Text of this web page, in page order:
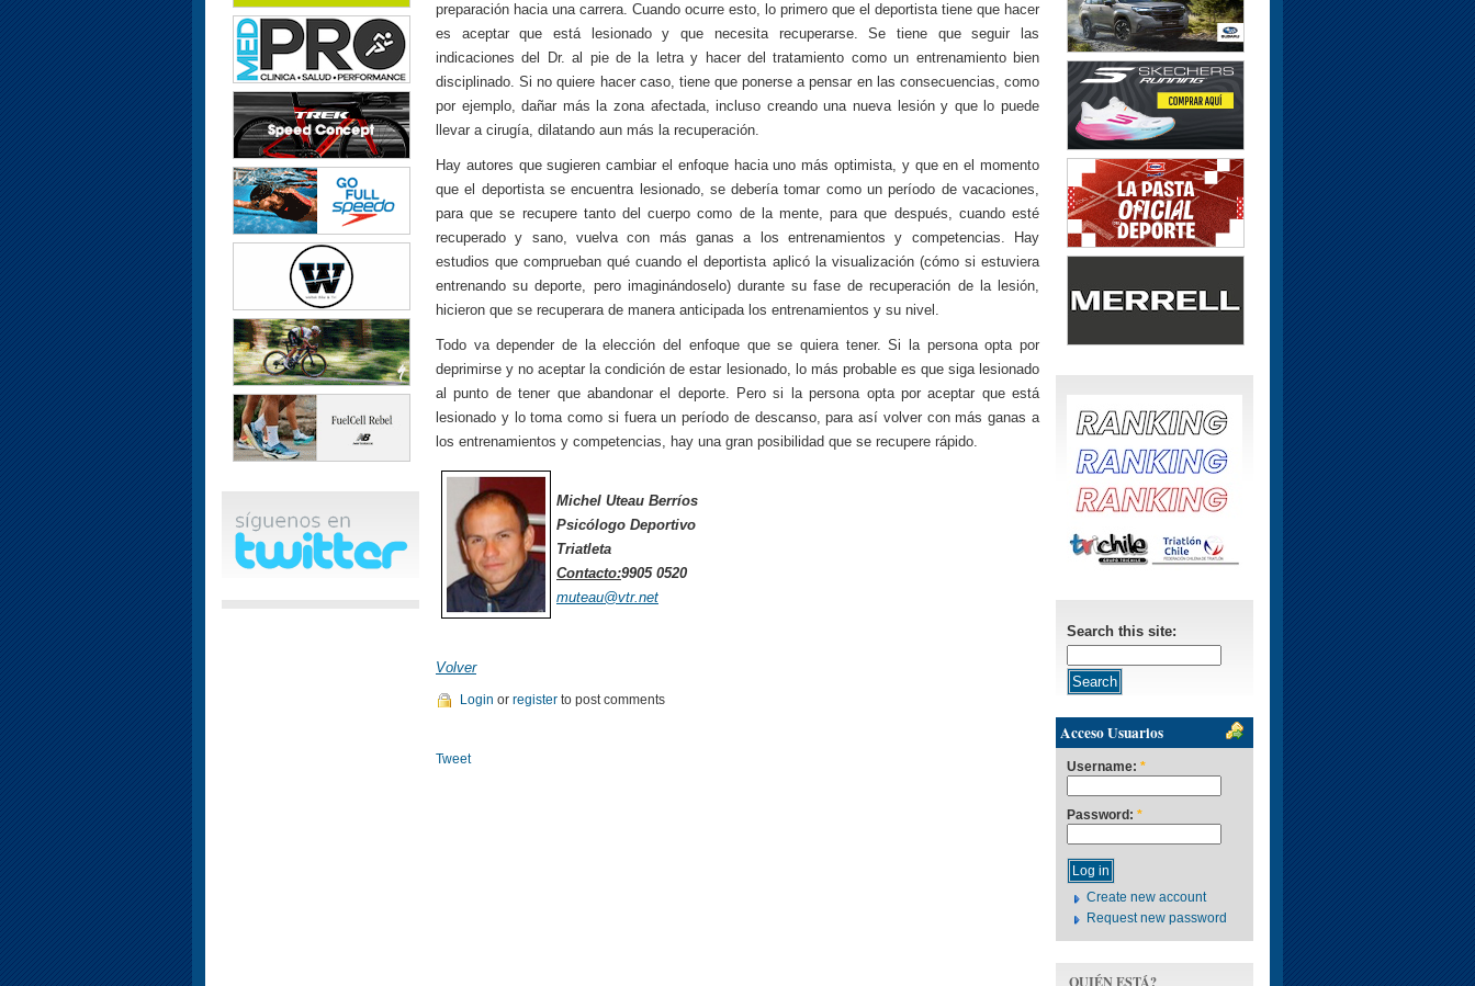
preparación hacia una carrera. Cuando ocurre esto, lo primero que el deportista tiene que hacer
es aceptar que está lesionado y que necesita recuperarse. Se tiene que seguir las
indicaciones del Dr. al pie de la letra y hacer del tratamiento como un entrenamiento bien
disciplinado. Si no quiere hacer caso, tiene que ponerse a pensar en las consecuencias, como
por ejemplo, dañar más la zona afectada, incluso creando una nueva lesión y que lo puede
llevar a cirugía, dilatando aun más la recuperación.
Hay autores que sugieren cambiar el enfoque hacia uno más optimista, y que en el momento
que el deportista se encuentra lesionado, se debería tomar como un período de vacaciones,
para que se recupere tanto del cuerpo como de la mente, para que después, cuando esté
recuperado y sano, vuelva con más ganas a los entrenamientos y competencias. Hay
estudios que comprueban qué cuando el deportista aplicó la visualización (cómo si estuviera
entrenando su deporte, pero imaginándoselo) durante su fase de recuperación de la lesión,
hicieron que se recuperara de manera anticipada los entrenamientos y su nivel.
Todo va depender de la elección del enfoque que se quiera tener. Si la persona opta por
deprimirse y no aceptar la condición de estar lesionado, lo más probable es que siga lesionado
al punto de tener que abandonar el deporte. Pero si la persona opta por aceptar que está
lesionado y lo toma como si fuera un período de descanso, para así volver con más ganas a
los entrenamientos y competencias, hay una gran posibilidad que se recupere rápido.
Michel Uteau Berríos
Psicólogo Deportivo
Triatleta
Contacto:9905 0520
muteau@vtr.net
Volver
Login or register to post comments
Tweet
Search this site:
Acceso Usuarios
Username: *
Password: *
Create new account
Request new password
QUIÉN ESTÁ?